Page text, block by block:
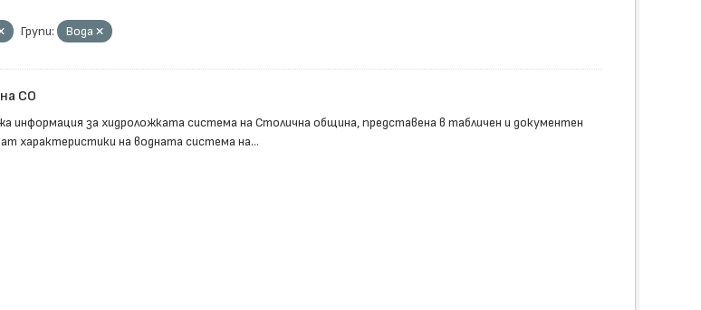
Групи: Вода
СО
информация за хидроложката система на Столична община, представена в табличен и документен
характеристики на водната система на...